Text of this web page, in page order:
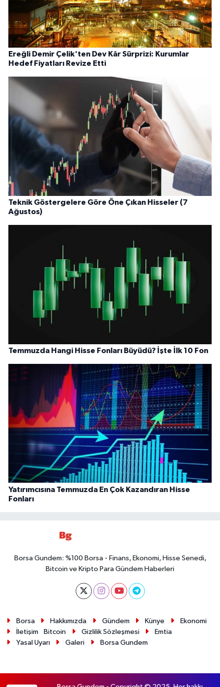
Ereğli Demir Çelik'ten Dev Kâr Sürprizi: Kurumlar
Hedef Fiyatları Revize Etti
Teknik Göstergelere Göre Öne Çıkan Hisseler (7
Ağustos)
Temmuzda Hangi Hisse Fonları Büyüdü? İşte İlk 10 Fon
Yatırımcısına Temmuzda En Çok Kazandıran Hisse
Fonları
Borsa Gundem: %100 Borsa - Finans, Ekonomi, Hisse Senedi,
Bitcoin ve Kripto Para Gündem Haberleri
Borsa Hakkımızda Gündem Künye
Ekonomi
İletişim
Bitcoin Gizlilik Sözleşmesi
Emtia
Yasal Uyarı
Galeri Borsa Gundem